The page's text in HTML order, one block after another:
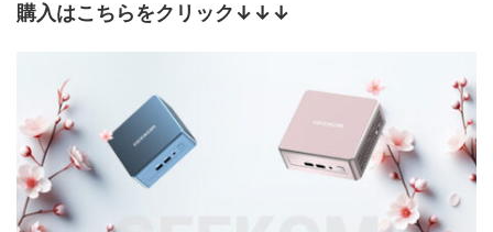
購入はこちらをクリック↓↓↓